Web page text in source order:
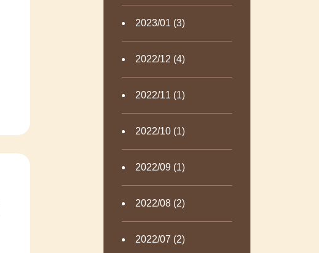
2023/01 (3)
2022/12 (4)
2022/11 (1)
2022/10 (1)
2022/09 (1)
2022/08 (2)
2022/07 (2)